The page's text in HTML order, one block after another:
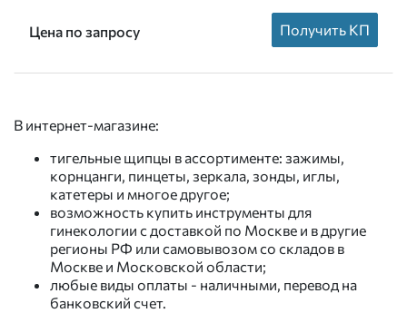
Цена по запросу Получить КП
В интернет-магазине:
тигельные щипцы в ассортименте: зажимы,
корнцанги, пинцеты, зеркала, зонды, иглы,
катетеры и многое другое;
возможность купить инструменты для
гинекологии с доставкой по Москве и в другие
регионы РФ или самовывозом со складов в
Москве и Московской области;
любые виды оплаты - наличными, перевод на
банковский счет.